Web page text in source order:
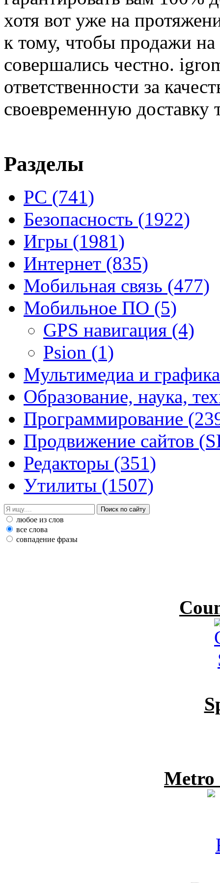
хотя вот уже на
к тому, чтобы продажи
совершались честно.
ответственности за
своевременную доставку
Разделы
PC (741)
Безопасность (1922)
Игры (1981)
Интернет (835)
Мобильная связь (477)
Мобильное ПО (5)
GPS навигация (4)
Psion (1)
Мультимедиа и
Образование, наука,
Программирование
Продвижение сайтов
Редакторы (351)
Утилиты (1507)
любое из слов
все слова
совпадение фразы
Metro